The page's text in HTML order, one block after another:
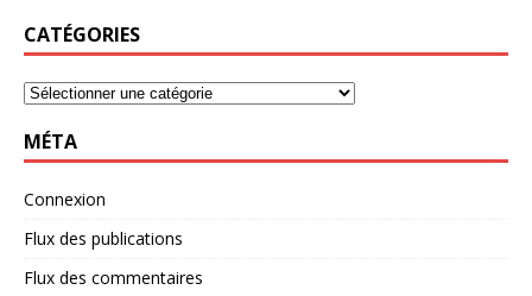
CATÉGORIES
MÉTA
Connexion
Flux des publications
Flux des commentaires